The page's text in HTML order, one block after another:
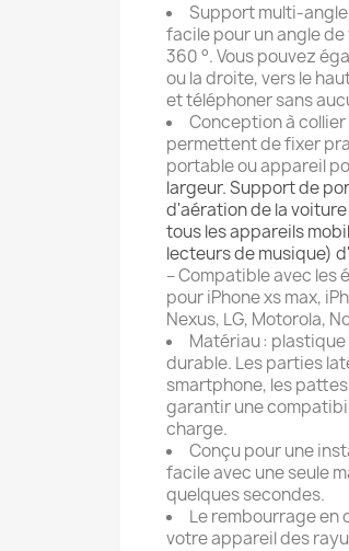
Support multi-
facile pour un angle
360 °. Vous pouvez
ou la droite, vers le
et téléphoner sans
Conception à
permettent de fixer
portable ou appareil
largeur. Support de
d'aération de la
tous les appareils
lecteurs de musique)
– Compatible avec les
pour iPhone xs max,
Nexus, LG, Motorola,
Matériau :
durable. Les parties
smartphone, les
garantir une
charge.
Conçu pour une
facile avec une seule
quelques secondes.
Le rembourrage
votre appareil des